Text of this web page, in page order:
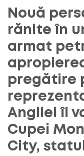
Nouă
rănite în
armat
pregătire
Angliei îl
Cupei
City,